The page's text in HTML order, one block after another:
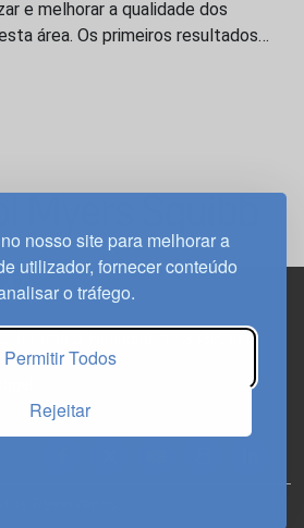
nosso site para melhorar a
utilizador, fornecer conteúdo
o tráfego.
Permitir Todos
Rejeitar
e melhorar a qualidade dos
área. Os primeiros resultados…
Infante D. Henrique, n.º 333H, esc.